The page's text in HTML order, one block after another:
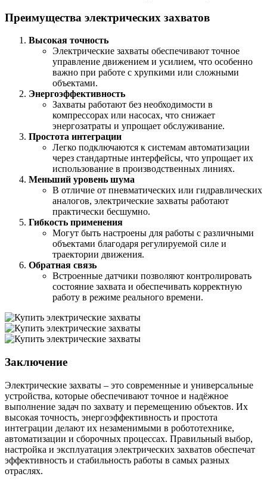
Преимущества электрических захватов
Высокая точность
Электрические захваты обеспечивают точное
управление движением и усилием, что особенно
важно при работе с хрупкими или сложными
объектами.
Энергоэффективность
Захваты работают без необходимости в
компрессорах или насосах, что снижает
энергозатраты и упрощает обслуживание.
Простота интеграции
Легко подключаются к системам автоматизации
через стандартные интерфейсы, что упрощает их
использование в производственных линиях.
Меньший уровень шума
В отличие от пневматических или гидравлических
аналогов, электрические захваты работают
практически бесшумно.
Гибкость применения
Могут быть настроены для работы с различными
объектами благодаря регулируемой силе и
траектории движения.
Обратная связь
Встроенные датчики позволяют контролировать
состояние захвата и обеспечивать корректную
работу в режиме реального времени.
Заключение
Электрические захваты – это современные и универсальные
устройства, которые обеспечивают точное и надёжное
выполнение задач по захвату и перемещению объектов. Их
высокая точность, энергоэффективность и простота
интеграции делают их незаменимыми в робототехнике,
автоматизации и сборочных процессах. Правильный выбор,
настройка и эксплуатация электрических захватов обеспечат
эффективность и стабильность работы в самых разных
отраслях.